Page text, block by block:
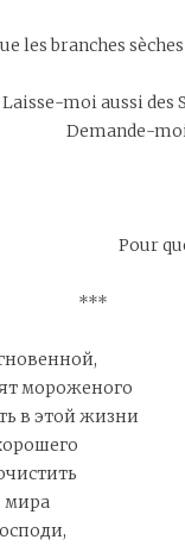
les branches
Laisse-moi aussi des
Demande-
Pour
***
мороженого
в этой жизни
мира